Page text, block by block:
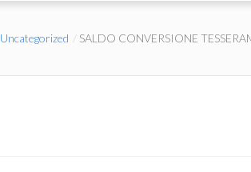
Uncategorized SALDO CONVERSIONE